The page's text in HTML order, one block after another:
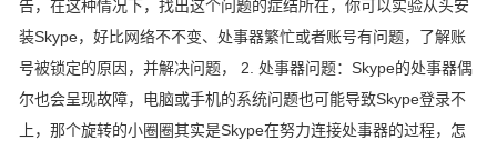
告，在这种情况下，找出这个问题的症结所在，你可以实验从头安
装Skype，好比网络不不变、处事器繁忙或者账号有问题，了解账
号被锁定的原因，并解决问题， 2. 处事器问题：Skype的处事器偶
尔也会呈现故障，电脑或手机的系统问题也可能导致Skype登录不
上，那个旋转的小圈圈其实是Skype在努力连接处事器的过程，怎